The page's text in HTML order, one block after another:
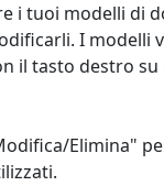
i tuoi modelli di
I modelli
il tasto destro
Elimina"